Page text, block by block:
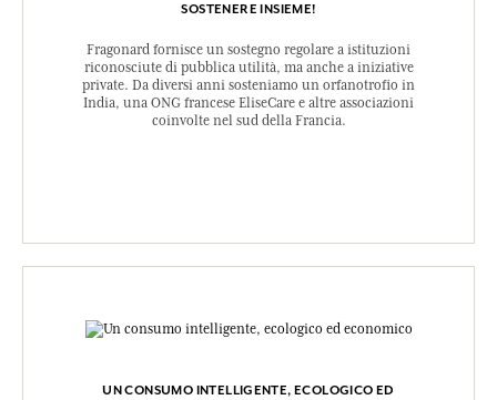
SOSTENERE INSIEME!
Fragonard fornisce un sostegno regolare a istituzioni
riconosciute di pubblica utilità, ma anche a iniziative
private. Da diversi anni sosteniamo un orfanotrofio in
India, una ONG francese EliseCare e altre associazioni
coinvolte nel sud della Francia.
UN CONSUMO INTELLIGENTE, ECOLOGICO ED